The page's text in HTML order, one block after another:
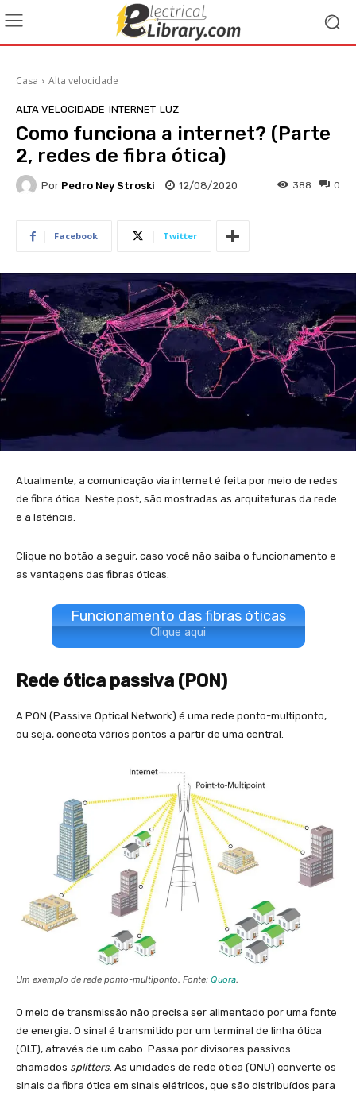
Casa Alta velocidade
ALTA VELOCIDADE INTERNET LUZ
Como funciona a internet? (Parte
2, redes de fibra ótica)
Por Pedro Ney Stroski 12/08/2020 0
388
Facebook Twitter
Atualmente, a comunicação via internet é feita por meio de redes
de fibra ótica. Neste post, são mostradas as arquiteturas da rede
e a latência.
Clique no botão a seguir, caso você não saiba o funcionamento e
as vantagens das fibras óticas.
Funcionamento das fibras óticas
Clique aqui
Rede ótica passiva (PON)
A PON (Passive Optical Network) é uma rede ponto-multiponto,
ou seja, conecta vários pontos a partir de uma central.
Um exemplo de rede ponto-multiponto. Fonte: Quora.
O meio de transmissão não precisa ser alimentado por uma fonte
de energia. O sinal é transmitido por um terminal de linha ótica
(OLT), através de um cabo. Passa por divisores passivos
chamados splitters. As unidades de rede ótica (ONU) converte os
sinais da fibra ótica em sinais elétricos, que são distribuídos para